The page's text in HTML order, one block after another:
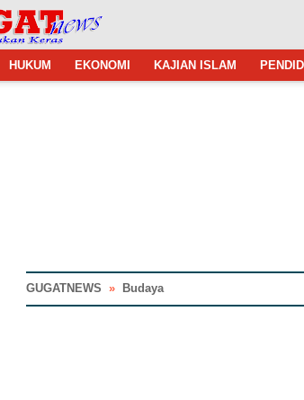
HUKUM EKONOMI KAJIAN ISLAM
GUGATNEWS » Budaya